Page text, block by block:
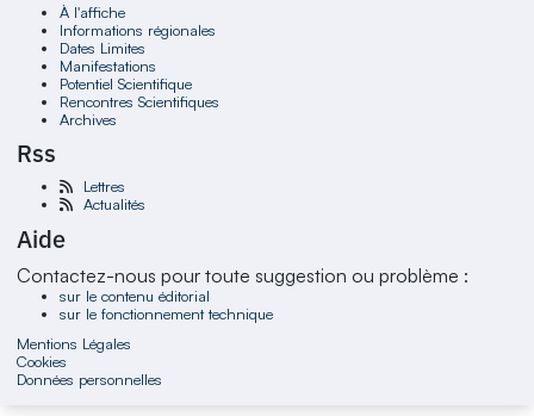
À l'affiche
Informations régionales
Dates Limites
Manifestations
Potentiel Scientifique
Rencontres Scientifiques
Archives
Rss
Lettres
Actualités
Aide
Contactez-nous pour toute suggestion ou problème :
sur le contenu éditorial
sur le fonctionnement technique
Mentions Légales
Cookies
Données personnelles